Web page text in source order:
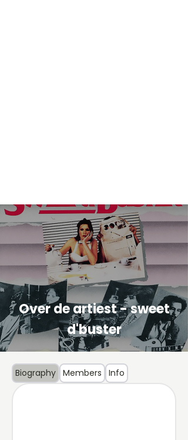
Over de artiest - sweet
d'buster
Biography Members Info